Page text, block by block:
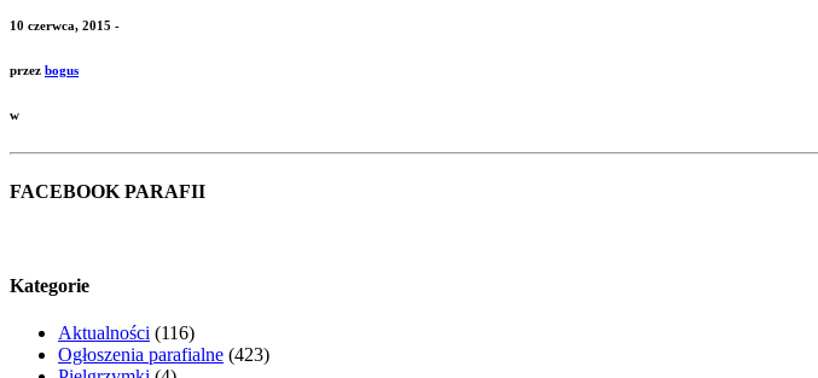
10 czerwca, 2015 -
przez bogus
w
FACEBOOK PARAFII
Kategorie
Aktualności (116)
Ogłoszenia parafialne (423)